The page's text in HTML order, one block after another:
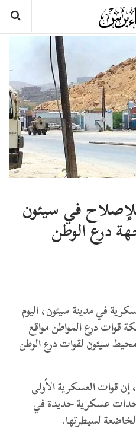
في سيئون
درع الوطن
في مدينة سيئون، اليوم
قوات درع المواطن مواقع
سيئون لقوات درع الوطن
قوات العسكرية الأولى
عسكرية حديدة في
لسيطرتها.